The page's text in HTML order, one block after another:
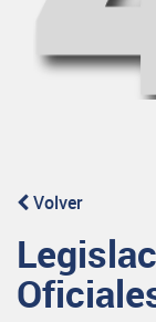
Volver